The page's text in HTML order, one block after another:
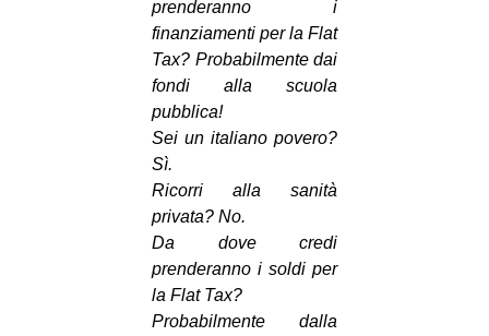
prenderanno i
finanziamenti per la Flat
Tax? Probabilmente dai
fondi alla scuola
pubblica!
Sei un italiano povero?
Sì.
Ricorri alla sanità
privata? No.
Da dove credi
prenderanno i soldi per
la Flat Tax?
Probabilmente dalla